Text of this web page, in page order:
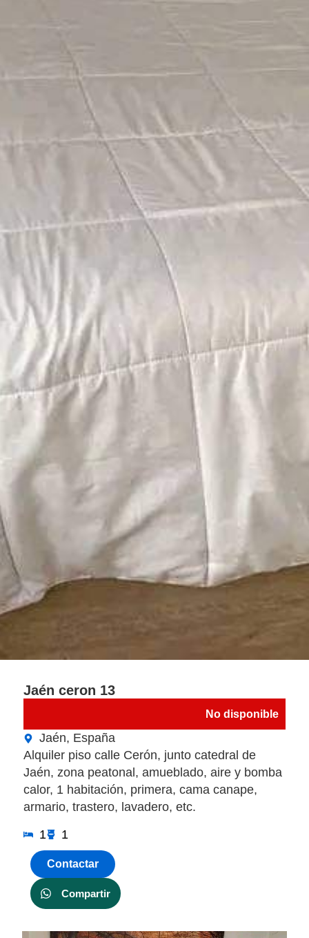
Jaén ceron 13
No disponible
Jaén, España
Alquiler piso calle Cerón, junto catedral de
Jaén, zona peatonal, amueblado, aire y bomba
calor, 1 habitación, primera, cama canape,
armario, trastero, lavadero, etc.
1
1
Contactar
Compartir